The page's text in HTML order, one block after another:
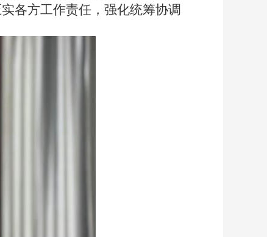
各方工作责任 ， 强化统筹协调